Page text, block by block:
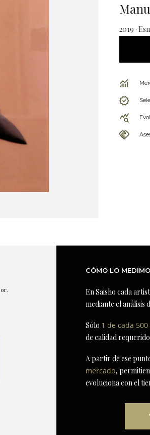
2019 ·
CÓMO LO
En Saisho cada
mediante el análisis
Sólo 1 de cada
de calidad
A partir de ese
mercado,
evoluciona con el